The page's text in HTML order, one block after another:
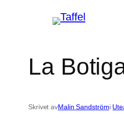
La
Skrivet avMalin Sandströmi